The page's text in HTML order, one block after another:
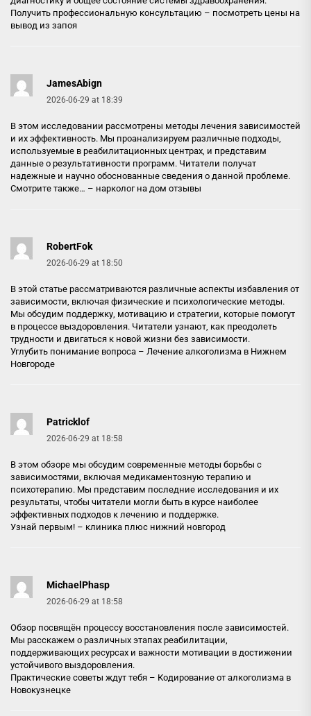
Получить профессиональную консультацию – посмотреть цены на
вывод из запоя
JamesAbign
2026-06-29 at 18:39
В этом исследовании рассмотрены методы лечения зависимостей
и их эффективность. Мы проанализируем различные подходы,
используемые в реабилитационных центрах, и представим
данные о результативности программ. Читатели получат
надежные и научно обоснованные сведения о данной проблеме.
Смотрите также… – нарколог на дом отзывы
RobertFok
2026-06-29 at 18:50
В этой статье рассматриваются различные аспекты избавления от
зависимости, включая физические и психологические методы.
Мы обсудим поддержку, мотивацию и стратегии, которые помогут
в процессе выздоровления. Читатели узнают, как преодолеть
трудности и двигаться к новой жизни без зависимости.
Углубить понимание вопроса – Лечение алкоголизма в Нижнем
Новгороде
Patricklof
2026-06-29 at 18:58
В этом обзоре мы обсудим современные методы борьбы с
зависимостями, включая медикаментозную терапию и
психотерапию. Мы представим последние исследования и их
результаты, чтобы читатели могли быть в курсе наиболее
эффективных подходов к лечению и поддержке.
Узнай первым! – клиника плюс нижний новгород
MichaelPhasp
2026-06-29 at 18:58
Обзор посвящён процессу восстановления после зависимостей.
Мы расскажем о различных этапах реабилитации,
поддерживающих ресурсах и важности мотивации в достижении
устойчивого выздоровления.
Практические советы ждут тебя – Кодирование от алкоголизма в
Новокузнецке